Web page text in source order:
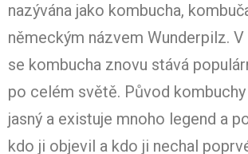
nazývána jako kombucha,
německým názvem Wunderpilz.
se kombucha znovu stává
po celém světě. Původ
jasný a existuje mnoho legend a
kdo ji objevil a kdo ji nechal